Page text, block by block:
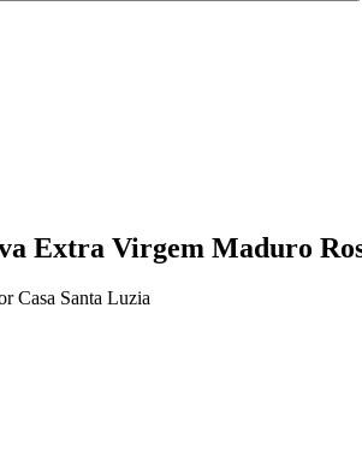
Extra Virgem Maduro
Casa Santa Luzia